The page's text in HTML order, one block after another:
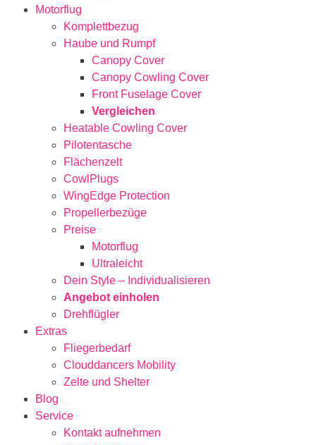
Motorflug
Komplettbezug
Haube und Rumpf
Canopy Cover
Canopy Cowling Cover
Front Fuselage Cover
Vergleichen
Heatable Cowling Cover
Pilotentasche
Flächenzelt
CowlPlugs
WingEdge Protection
Propellerbezüge
Preise
Motorflug
Ultraleicht
Dein Style – Individualisieren
Angebot einholen
Drehflügler
Extras
Fliegerbedarf
Clouddancers Mobility
Zelte und Shelter
Blog
Service
Kontakt aufnehmen